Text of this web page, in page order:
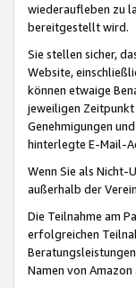
wiederaufleben zu
bereitgestellt wird.
Sie stellen sicher,
Website,
können etwaige
jeweiligen Zeitpunkt
Genehmigungen
hinterlegte E-Mail-
Wenn Sie als Nicht-
außerhalb der
Die Teilnahme am
erfolgreichen
Namen von